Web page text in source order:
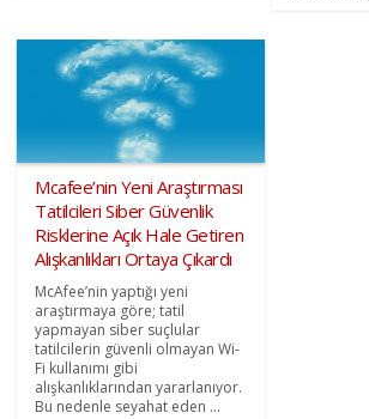
Mcafee’nin Yeni Araştırması
Tatilcileri Siber Güvenlik
Risklerine Açık Hale Getiren
Alışkanlıkları Ortaya Çıkardı
McAfee’nin yaptığı yeni
araştırmaya göre; tatil
yapmayan siber suçlular
tatilcilerin güvenli olmayan Wi-
Fi kullanımı gibi
alışkanlıklarından yararlanıyor.
Bu nedenle seyahat eden ...